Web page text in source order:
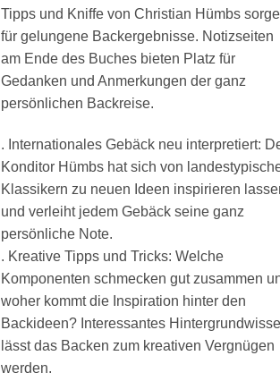
Tipps und Kniffe von Christian Hümbs
für gelungene Backergebnisse. Notizseiten
am Ende des Buches bieten Platz für
Gedanken und Anmerkungen der ganz
persönlichen Backreise.
. Internationales Gebäck neu interpretiert:
Konditor Hümbs hat sich von
Klassikern zu neuen Ideen inspirieren
und verleiht jedem Gebäck seine ganz
persönliche Note.
. Kreative Tipps und Tricks: Welche
Komponenten schmecken gut zusammen
woher kommt die Inspiration hinter den
Backideen? Interessantes
lässt das Backen zum kreativen Vergnügen
werden.